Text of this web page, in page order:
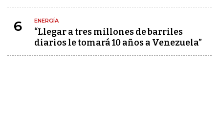
6 ENERGÍA
“Llegar a tres millones de barriles
diarios le tomará 10 años a Venezuela”